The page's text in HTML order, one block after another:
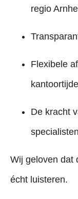
regio
Flexibele
De kracht
specialisten
Wij geloven dat
écht luisteren.